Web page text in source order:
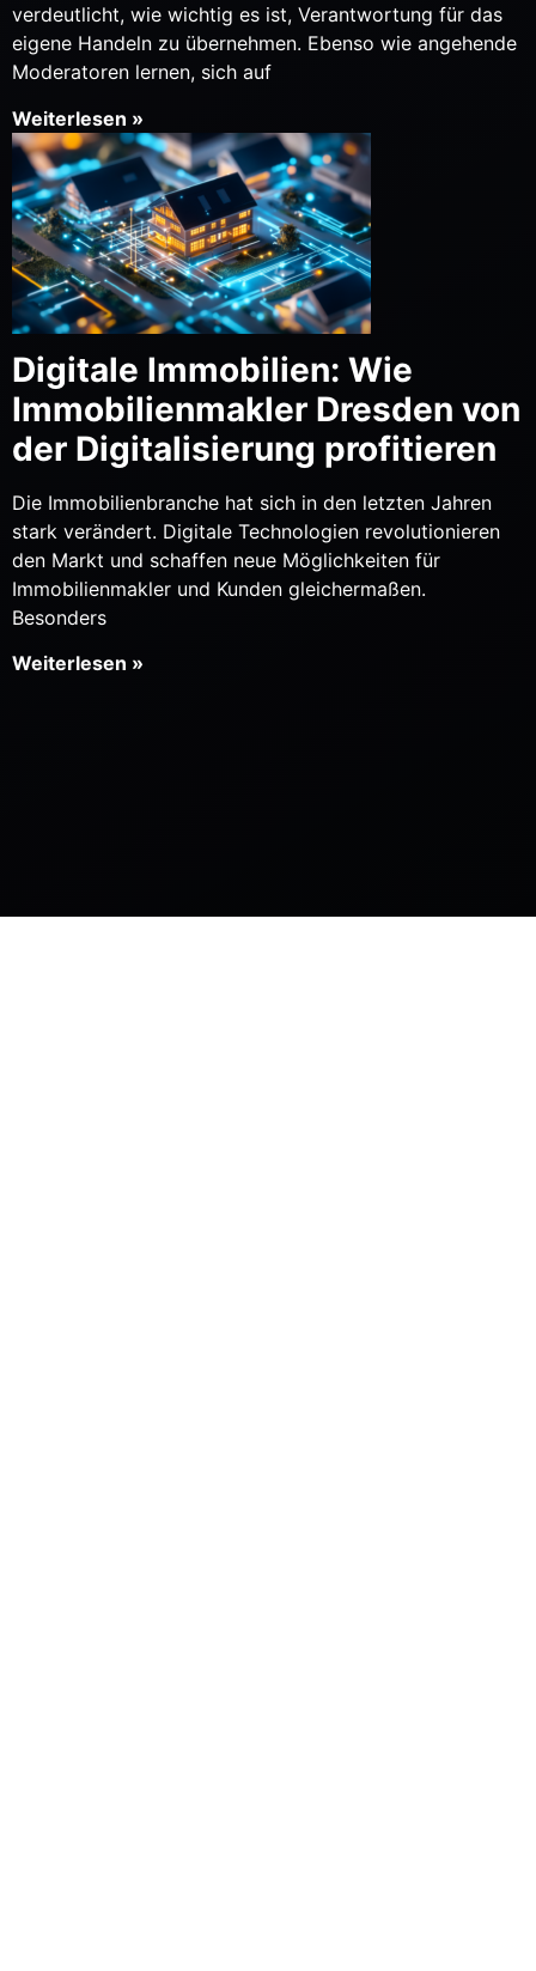
verdeutlicht, wie wichtig es ist, Verantwortung für das
eigene Handeln zu übernehmen. Ebenso wie angehende
Moderatoren lernen, sich auf
Weiterlesen »
Digitale Immobilien: Wie
Immobilienmakler Dresden von
der Digitalisierung profitieren
Die Immobilienbranche hat sich in den letzten Jahren
stark verändert. Digitale Technologien revolutionieren
den Markt und schaffen neue Möglichkeiten für
Immobilienmakler und Kunden gleichermaßen.
Besonders
Weiterlesen »